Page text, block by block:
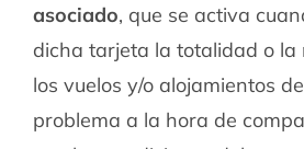
asociado, que se activa
dicha tarjeta la totalidad o la
los vuelos y/o alojamientos
problema a la hora de